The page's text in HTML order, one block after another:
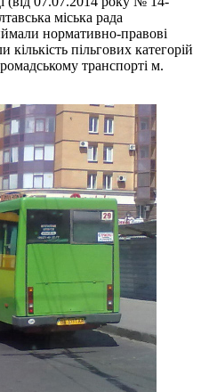
міська рада
нормативно-правові
пільгових категорій
транспорті м.